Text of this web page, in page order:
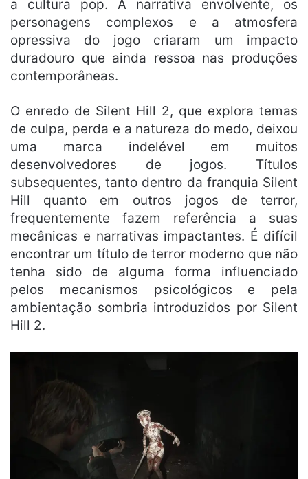
a cultura pop. A narrativa envolvente, os
personagens complexos e a atmosfera
opressiva do jogo criaram um impacto
duradouro que ainda ressoa nas produções
contemporâneas.
O enredo de Silent Hill 2, que explora temas
de culpa, perda e a natureza do medo, deixou
uma marca indelével em muitos
desenvolvedores de jogos. Títulos
subsequentes, tanto dentro da franquia Silent
Hill quanto em outros jogos de terror,
frequentemente fazem referência a suas
mecânicas e narrativas impactantes. É difícil
encontrar um título de terror moderno que não
tenha sido de alguma forma influenciado
pelos mecanismos psicológicos e pela
ambientação sombria introduzidos por Silent
Hill 2.